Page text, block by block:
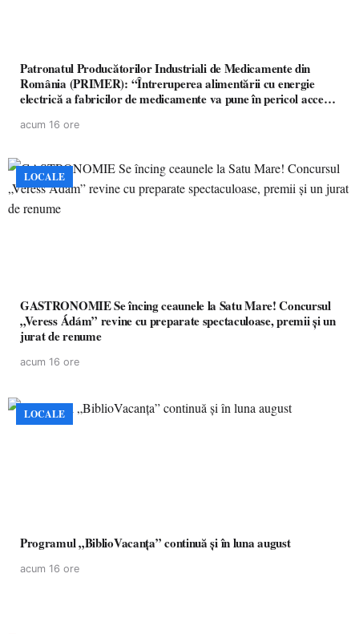
Patronatul Producătorilor Industriali de Medicamente din
România (PRIMER): “Întreruperea alimentării cu energie
electrică a fabricilor de medicamente va pune în pericol accesul
acum 16 ore
LOCALE
GASTRONOMIE Se încing ceaunele la Satu Mare! Concursul
„Veress Ádám” revine cu preparate spectaculoase, premii și un
jurat de renume
acum 16 ore
LOCALE
Programul „BiblioVacanța” continuă și în luna august
acum 16 ore